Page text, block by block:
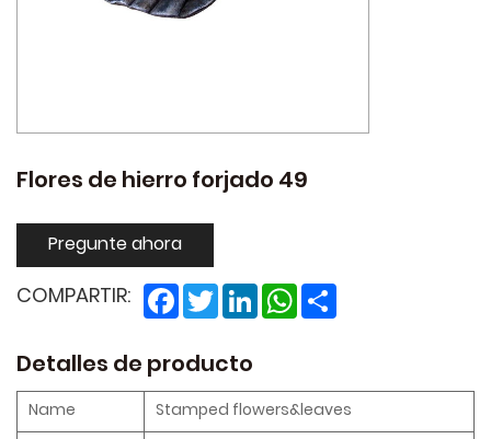
Flores de hierro forjado 49
Pregunte ahora
COMPARTIR: Facebook
TwitterLinkedInWhatsApp
Detalles de producto
Name
Stamped flowers&leaves